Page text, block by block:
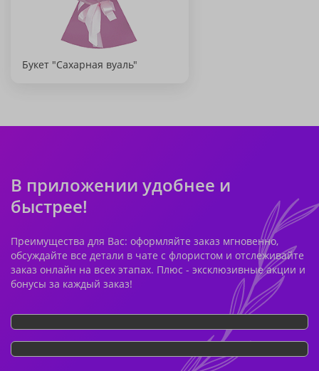
Букет "Сахарная вуаль"
В приложении удобнее и
быстрее!
Преимущества для Вас: оформляйте заказ мгновенно,
обсуждайте все детали в чате с флористом и отслеживайте
заказ онлайн на всех этапах. Плюс - эксклюзивные акции и
бонусы за каждый заказ!